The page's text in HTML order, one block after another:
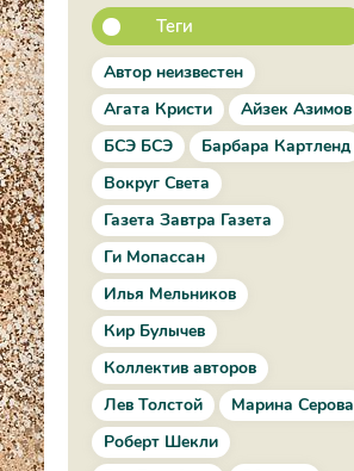
Теги
Автор неизвестен
Агата Кристи
Айзек Азимов
БСЭ БСЭ
Барбара Картленд
Вокруг Света
Газета Завтра Газета
Ги Мопассан
Илья Мельников
Кир Булычев
Коллектив авторов
Лев Толстой
Марина Серова
Роберт Шекли